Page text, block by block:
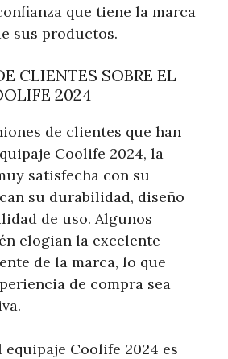
que tiene la marca
sus productos.
CLIENTES SOBRE EL
2024
de clientes que han
Coolife 2024, la
satisfecha con su
su durabilidad, diseño
de uso. Algunos
elogian la excelente
de la marca, lo que
de compra sea
equipaje Coolife 2024 es